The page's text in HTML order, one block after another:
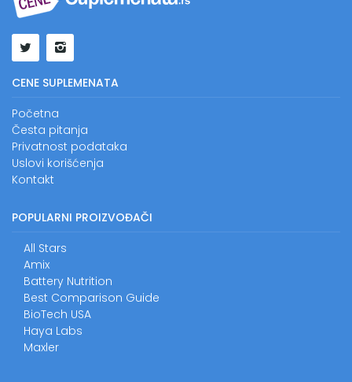
CENE SUPLEMENATA
Početna
Česta pitanja
Privatnost podataka
Uslovi korišćenja
Kontakt
POPULARNI PROIZVOĐAČI
All Stars
Amix
Battery Nutrition
Best Comparison Guide
BioTech USA
Haya Labs
Maxler